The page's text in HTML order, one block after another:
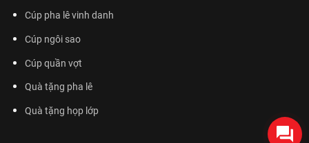
Cúp pha lê vinh danh
Cúp ngôi sao
Cúp quần vợt
Quà tặng pha lê
Quà tặng họp lớp